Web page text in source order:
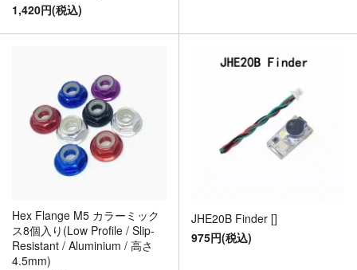
1,420円(税込)
Hex Flange M5 カラーミック
ス8個入り(Low Profile / Slip-
Resistant / Aluminium / 高さ
4.5mm)
JHE20B Finder []
975円(税込)